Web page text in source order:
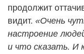
продолжит
видит. «Очень
настроение
и что сказать. И